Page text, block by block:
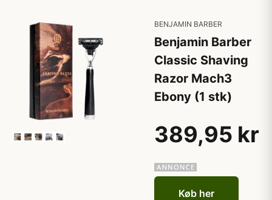
BENJAMIN BARBER
Benjamin Barber
Classic Shaving
Razor Mach3
Ebony (1 stk)
389,95 kr
Køb her